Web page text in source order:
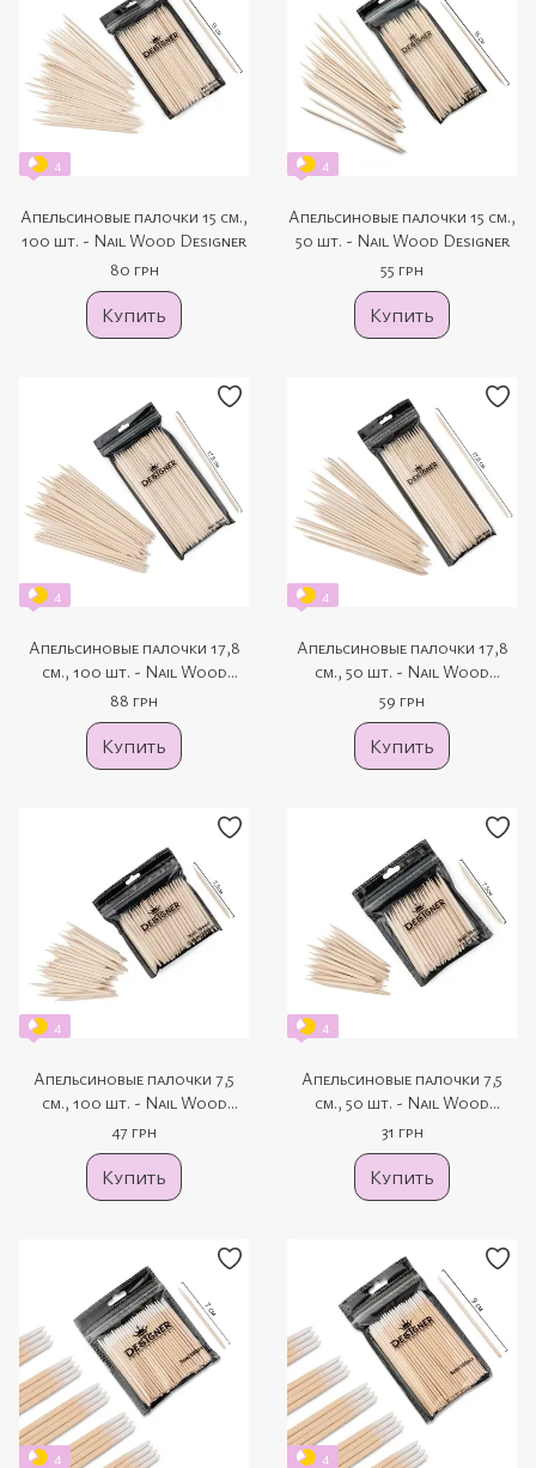
4
Апельсиновые палочки 15 см.,
100 шт. - Nail Wood Designer
80 грн
Купить
4
Апельсиновые палочки 15 см.,
50 шт. - Nail Wood Designer
55 грн
Купить
4
Апельсиновые палочки 17,8
см., 100 шт. - Nail Wood
Designer
88 грн
Купить
4
Апельсиновые палочки 17,8
см., 50 шт. - Nail Wood
Designer
59 грн
Купить
4
Апельсиновые палочки 7,5
см., 100 шт. - Nail Wood
Designer
47 грн
Купить
4
Апельсиновые палочки 7,5
см., 50 шт. - Nail Wood
Designer
31 грн
Купить
4 4